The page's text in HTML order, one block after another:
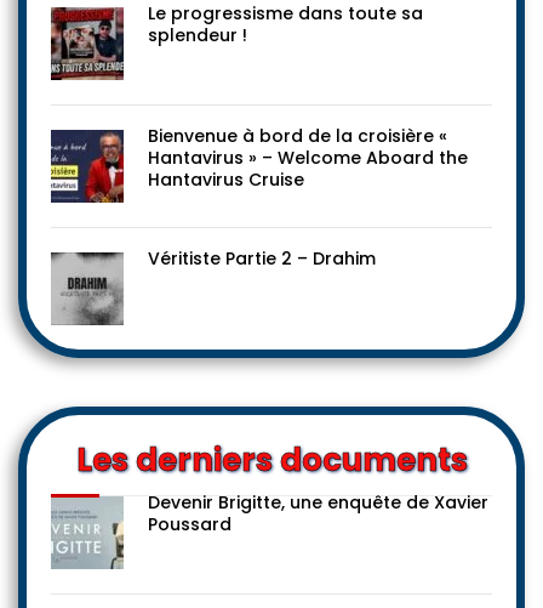
Le progressisme dans toute sa
splendeur !
Bienvenue à bord de la croisière «
Hantavirus » – Welcome Aboard the
Hantavirus Cruise
Véritiste Partie 2 – Drahim
Les derniers documents
Devenir Brigitte, une enquête de Xavier
Poussard